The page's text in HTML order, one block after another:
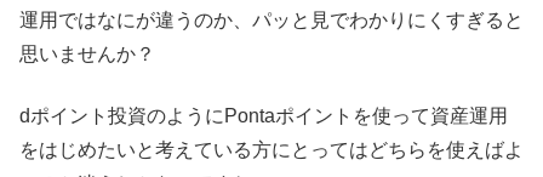
運用ではなにが違うのか、パッと見でわかりにくすぎると
思いませんか？
dポイント投資のようにPontaポイントを使って資産運用
をはじめたいと考えている方にとってはどちらを使えばよ